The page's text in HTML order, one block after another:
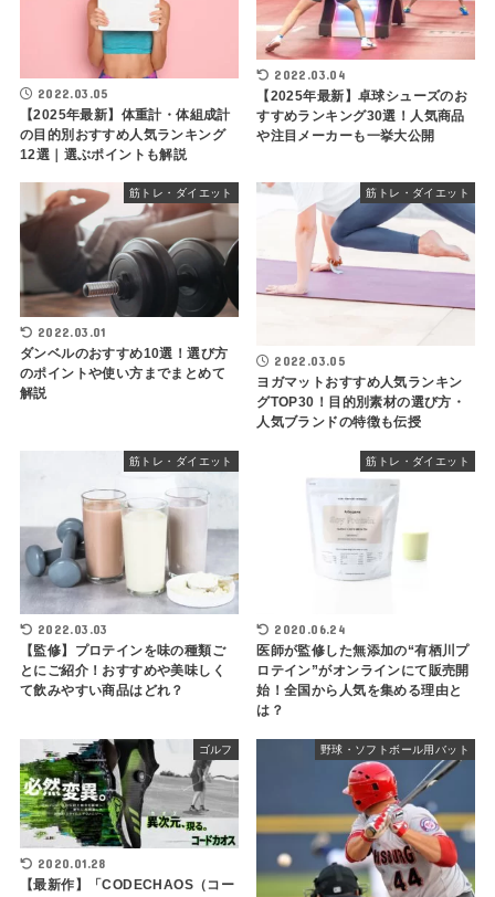
2022.03.05
【2025年最新】体重計・体組成計
の目的別おすすめ人気ランキング
12選｜選ぶポイントも解説
2022.03.04
【2025年最新】卓球シューズのお
すすめランキング30選！人気商品
や注目メーカーも一挙大公開
筋トレ・ダイエット
2022.03.01
ダンベルのおすすめ10選！選び方
のポイントや使い方までまとめて
解説
筋トレ・ダイエット
2022.03.05
ヨガマットおすすめ人気ランキン
グTOP30！目的別素材の選び方・
人気ブランドの特徴も伝授
筋トレ・ダイエット
2022.03.03
【監修】プロテインを味の種類ご
とにご紹介！おすすめや美味しく
て飲みやすい商品はどれ？
筋トレ・ダイエット
2020.06.24
医師が監修した無添加の“有栖川プ
ロテイン”がオンラインにて販売開
始！全国から人気を集める理由と
は？
ゴルフ
2020.01.28
【最新作】「CODECHAOS（コー
野球・ソフトボール用バット